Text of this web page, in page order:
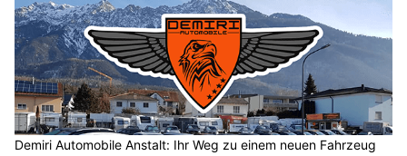
Demiri Automobile Anstalt: Ihr Weg zu einem neuen Fahrzeug